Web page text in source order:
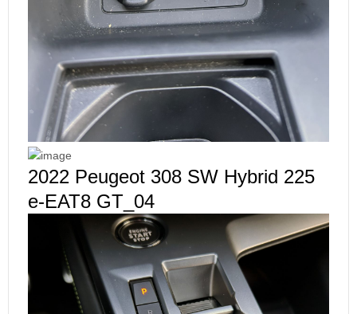
2022 Peugeot 308 SW Hybrid 225
e-EAT8 GT_04